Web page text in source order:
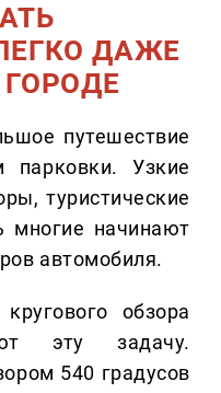
ДАЖЕ
путешествие
парковки. Узкие
туристические
многие начинают
автомобиля.
обзора
эту задачу.
540 градусов